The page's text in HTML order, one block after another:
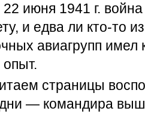
июня 1941 г.
и едва ли кто-то
авиагрупп
опыт.
страницы
— командира